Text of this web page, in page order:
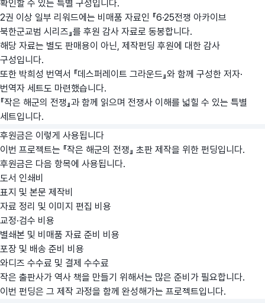
확인할 수 있는 특별 구성입니다.
2권 이상 일부 리워드에는 비매품 자료인 『6·25전쟁 아카이브
북한군교범 시리즈』를 후원 감사 자료로 동봉합니다.
해당 자료는 별도 판매용이 아닌, 제작펀딩 후원에 대한 감사
구성입니다.
또한 박희성 번역서 『데스퍼레이트 그라운드』와 함께 구성한 저자·
번역자 세트도 마련했습니다.
『작은 해군의 전쟁』과 함께 읽으며 전쟁사 이해를 넓힐 수 있는 특별
세트입니다.
후원금은 이렇게 사용됩니다
이번 프로젝트는 『작은 해군의 전쟁』 초판 제작을 위한 펀딩입니다.
후원금은 다음 항목에 사용됩니다.
도서 인쇄비
표지 및 본문 제작비
자료 정리 및 이미지 편집 비용
교정·검수 비용
별쇄본 및 비매품 자료 준비 비용
포장 및 배송 준비 비용
와디즈 수수료 및 결제 수수료
작은 출판사가 역사 책을 만들기 위해서는 많은 준비가 필요합니다.
이번 펀딩은 그 제작 과정을 함께 완성해가는 프로젝트입니다.